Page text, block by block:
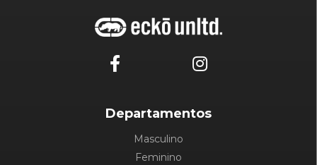
Departamentos
Masculino
Feminino